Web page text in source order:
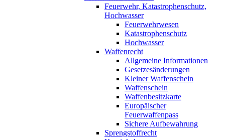
Feuerwehr, Katastrophenschutz,
Hochwasser
Feuerwehrwesen
Katastrophenschutz
Hochwasser
Waffenrecht
Allgemeine Informationen
Gesetzesänderungen
Kleiner Waffenschein
Waffenschein
Waffenbesitzkarte
Europäischer
Feuerwaffenpass
Sichere Aufbewahrung
Sprengstoffrecht